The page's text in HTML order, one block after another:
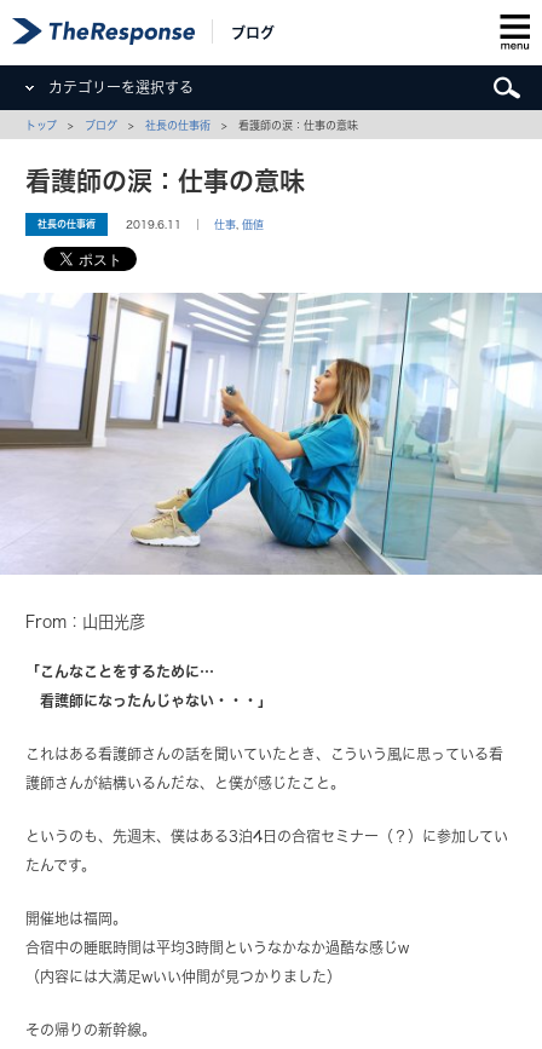
ブログ
カテゴリーを選択する
トップ > ブログ >社長の仕事術 > 看護師の涙：仕事の意味
看護師の涙：仕事の意味
社長の仕事術 2019.6.11 ｜仕事 ,価値
From：山田光彦
「こんなことをするために…
看護師になったんじゃない・・・」
これはある看護師さんの話を聞いていたとき、こういう風に思っている看
護師さんが結構いるんだな、と僕が感じたこと。
というのも、先週末、僕はある3泊4日の合宿セミナー（？）に参加してい
たんです。
開催地は福岡。
合宿中の睡眠時間は平均3時間というなかなか過酷な感じw
（内容には大満足wいい仲間が見つかりました）
その帰りの新幹線。